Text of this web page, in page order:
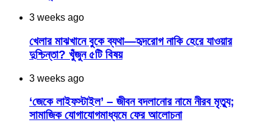
3 weeks ago
খেলার মাঝখানে বুকে ব্যথা—হৃদরোগ নাকি হেরে যাওয়ার
দুশ্চিন্তা? খুঁজুন ৫টি বিষয়
3 weeks ago
‘জেকে লাইফস্টাইল’ – জীবন বদলানোর নামে নীরব মৃত্যু;
সামাজিক যোগাযোগমাধ্যমে ফের আলোচনা